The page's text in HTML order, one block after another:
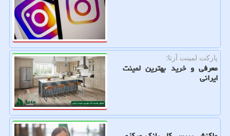
پارکت لمینت آرتا؛
معرفی و خرید بهترین لمینت
ایرانی